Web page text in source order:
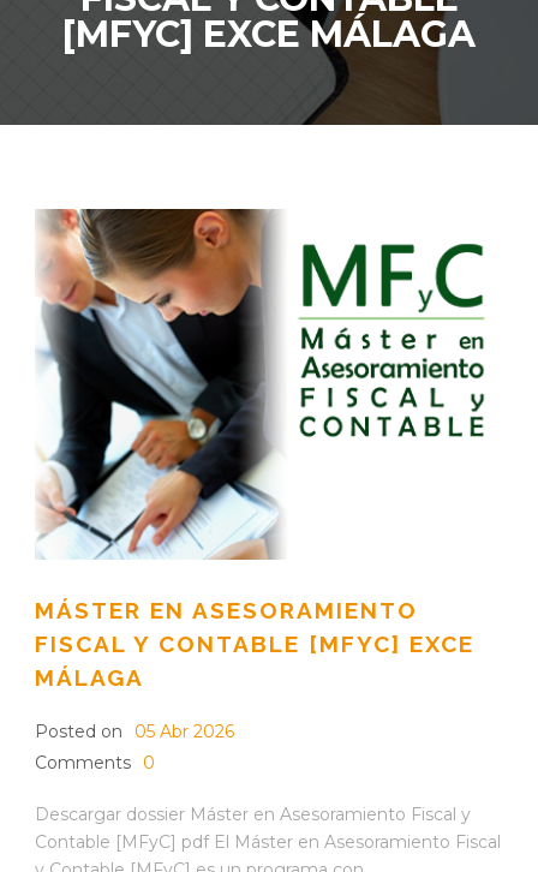
[MFYC] EXCE MÁLAGA
MÁSTER EN ASESORAMIENTO
FISCAL Y CONTABLE [MFYC] EXCE
MÁLAGA
Posted on
05 Abr 2026
Comments
0
Descargar dossier Máster en Asesoramiento Fiscal y
Contable [MFyC] pdf El Máster en Asesoramiento Fiscal